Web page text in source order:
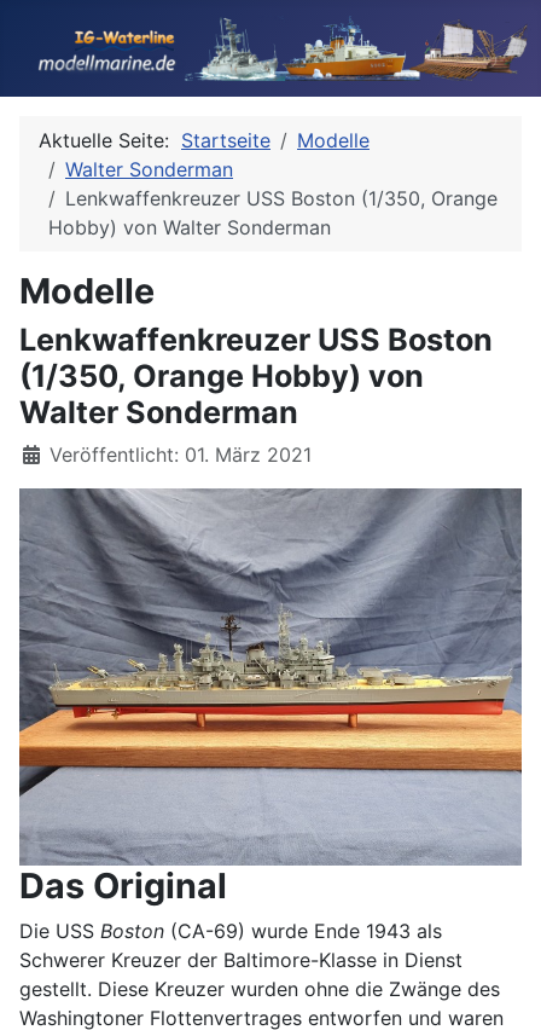
Aktuelle Seite: Startseite
Modelle
Walter Sonderman
Lenkwaffenkreuzer USS Boston (1/350, Orange
Hobby) von Walter Sonderman
Modelle
Lenkwaffenkreuzer USS Boston
(1/350, Orange Hobby) von
Walter Sonderman
Details
Veröffentlicht: 01. März 2021
Das Original
Die USS Boston (CA-69) wurde Ende 1943 als
Schwerer Kreuzer der Baltimore-Klasse in Dienst
gestellt. Diese Kreuzer wurden ohne die Zwänge des
Washingtoner Flottenvertrages entworfen und waren